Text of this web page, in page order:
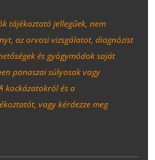
tájékoztató jellegűek, nem
az orvosi vizsgálatot, diagnózist
és gyógymódok saját
panaszai súlyosak vagy
kockázatokról és a
vagy kérdezze meg